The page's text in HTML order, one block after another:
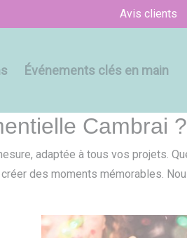
Avis clients
Événements clés en main
Cambrai ?
adaptée à tous vos projets.
des moments mémorables.